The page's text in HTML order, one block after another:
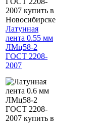
Латунная
лента 0.55 мм
ЛМц58-2
ГОСТ 2208-
2007